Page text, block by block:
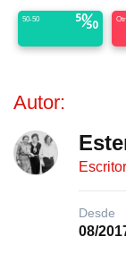
50-50
Autor:
Escritor
Desde
08/